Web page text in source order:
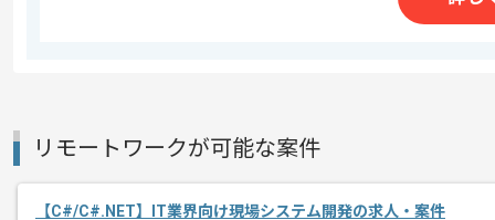
作業は基本、長者原駅付近に常駐で行
リモートワークが可能な案件
【C#/C#.NET】IT業界向け現場システム開発の求人・案件